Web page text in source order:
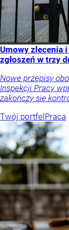
Umowy zlecenia
zgłoszeń w trzy
Nowe przepisy
Inspekcji Pracy
zakończy się
Twój portfel Praca